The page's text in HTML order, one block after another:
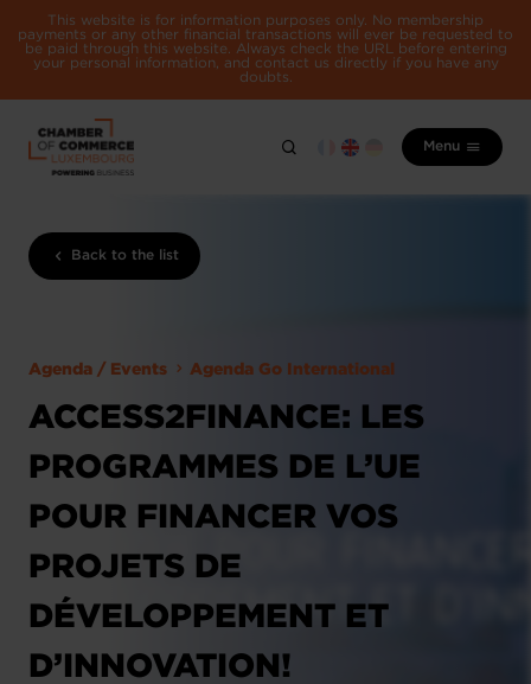
This website is for information purposes only. No membership
payments or any other financial transactions will ever be requested to
be paid through this website. Always check the URL before entering
your personal information, and contact us directly if you have any
doubts.
Menu
Back to the list
Agenda / Events Agenda Go International
ACCESS2FINANCE: LES
PROGRAMMES DE L’UE
POUR FINANCER VOS
PROJETS DE
DÉVELOPPEMENT ET
D’INNOVATION!